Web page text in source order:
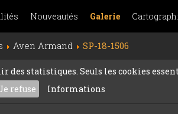
Nouveautés Galerie
Aven Armand SP-18-1506
statistiques. Seuls les cookies
refuse Informations